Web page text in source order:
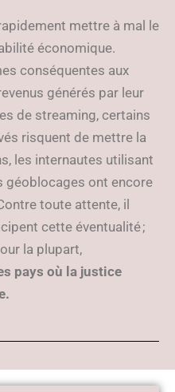
mettre à mal le
économique.
conséquentes aux
générés par leur
de streaming, certains
risquent de mettre la
les internautes utilisant
géoblocages ont encore
toute attente, il
cette éventualité ;
la plupart,
pays où la justice